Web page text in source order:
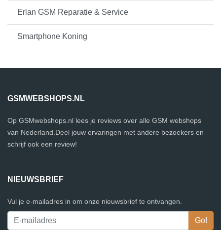
Erlan GSM Reparatie & Service
Smartphone Koning
GSMWEBSHOPS.NL
Op GSMwebshops.nl lees je reviews over alle GSM webshops
van Nederland.Deel jouw ervaringen met andere bezoekers en
schrijf ook een review!
NIEUWSBRIEF
Vul je e-mailadres in om onze nieuwsbrief te ontvangen.